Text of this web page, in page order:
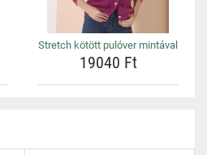
Stretch kötött pulóver mintával
19040 Ft